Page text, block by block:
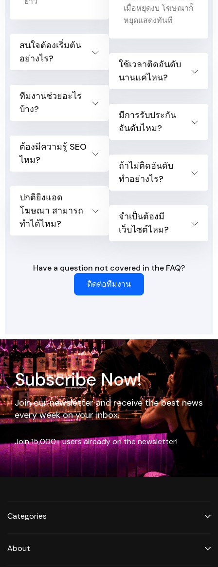
สนใจต้องเริ่มต้น
อย่างไร?
ทีมงานช่วยอะไร
บ้าง?
ต้องมีความรู้ SEO
ไหม?
ปกติยิงแอด
โฆษณา สามารถ
ทำได้ไหม?
เมื่อหยุดงบ โฆษณาก็
หยุดแสดงทันที
ใช้เวลาติดอันดับ
นานแค่ไหน?
มีการรับประกัน
อันดับไหม?
ถ้าไม่ติดอันดับ
ทำอย่างไร?
จำเป็นต้องมี
เว็บไซต์ไหม?
Have a question not covered in the FAQ?
ติดต่อทีมงาน
Subscribe Now!
Join our newsletter and receive the best news
every week on your inbox.
Join 15,000+ users already on the newsletter!
Categories
About